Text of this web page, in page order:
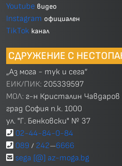
Youtube видео
Instagram официален
TikTok канал
СДРУЖЕНИЕ С
„Аз мога - тук и сега”
ЕИК/ПИК: 205339597
МОЛ: г-н Кристалин Чавдаров
град София п.к. 1000
ул. "Г. Бенковски" № 37
02-44-84-0-84
089 / 242—6666
sega [@] az-moga.bg